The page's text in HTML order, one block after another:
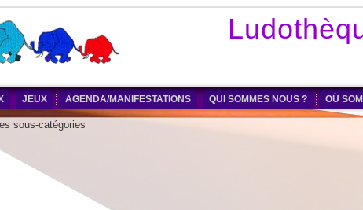
JEUX AGENDA/MANIFESTATIONS QUI SOMMES NOUS ? OÙ
sous-catégories